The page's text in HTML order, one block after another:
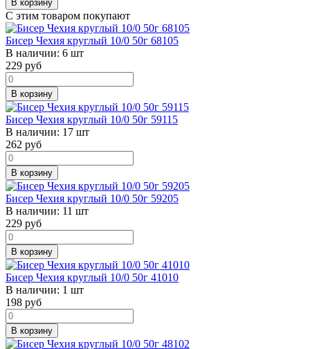
В корзину
С этим товаром покупают
Бисер Чехия круглый 10/0 50г 68105
В наличии: 6 шт
229 руб
В корзину
Бисер Чехия круглый 10/0 50г 59115
В наличии: 17 шт
262 руб
В корзину
Бисер Чехия круглый 10/0 50г 59205
В наличии: 11 шт
229 руб
В корзину
Бисер Чехия круглый 10/0 50г 41010
В наличии: 1 шт
198 руб
В корзину